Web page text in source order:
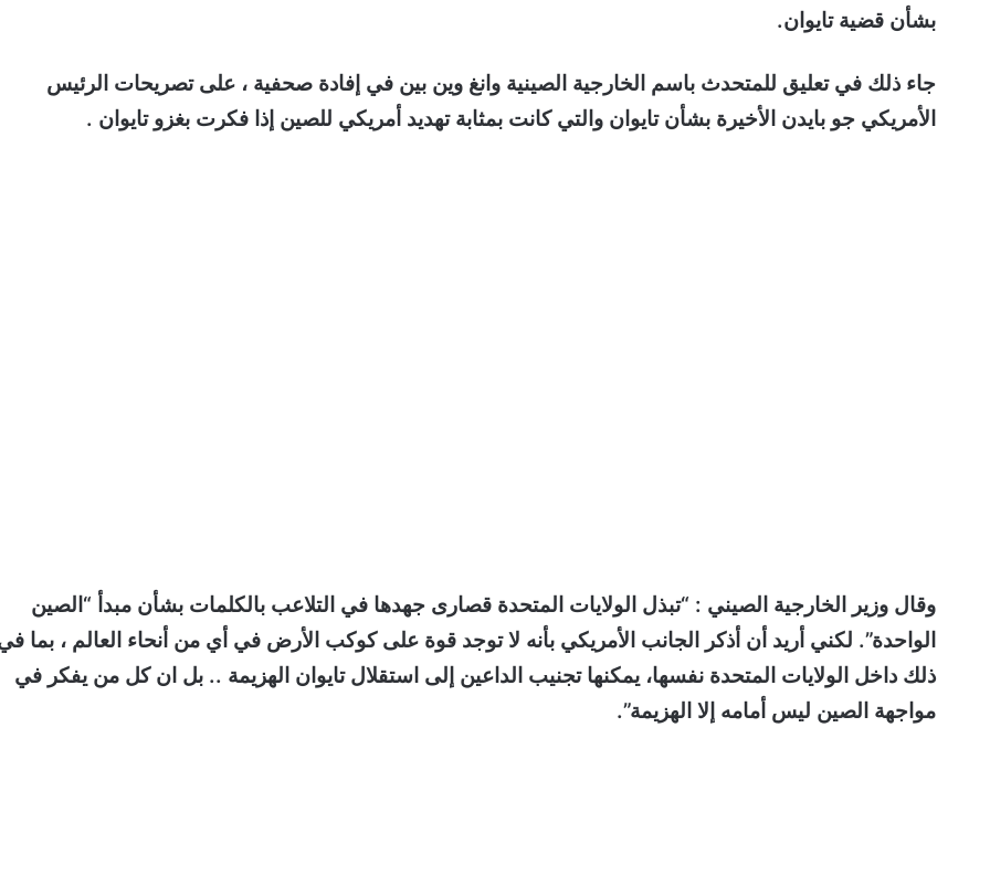
بشأن قضية تايوان.
جاء ذلك في تعليق للمتحدث باسم الخارجية الصينية وانغ وين بين في إفادة صحفية ، على تصريحات الرئيس
الأمريكي جو بايدن الأخيرة بشأن تايوان والتي كانت بمثابة تهديد أمريكي للصين إذا فكرت بغزو تايوان .
وقال وزير الخارجية الصيني : “تبذل الولايات المتحدة قصارى جهدها في التلاعب بالكلمات بشأن مبدأ “الصين
الواحدة”. لكني أريد أن أذكر الجانب الأمريكي بأنه لا توجد قوة على كوكب الأرض في أي من أنحاء العالم ، بما
ذلك داخل الولايات المتحدة نفسها، يمكنها تجنيب الداعين إلى استقلال تايوان الهزيمة .. بل ان كل من يفكر في
مواجهة الصين ليس أمامه إلا الهزيمة”.